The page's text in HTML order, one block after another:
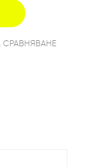
СРАВНЯВАНЕ